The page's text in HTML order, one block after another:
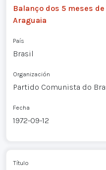
Balanço dos 5 meses
Araguaia
País
Brasil
Organización
Partido Comunista do
Fecha
1972-09-12
Título